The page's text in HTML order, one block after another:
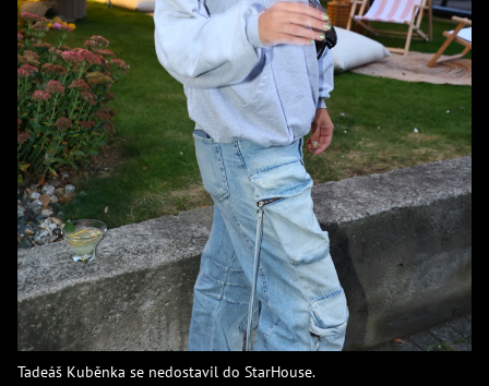
Tadeáš Kuběnka se nedostavil do StarHouse.